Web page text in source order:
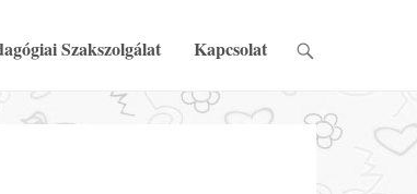
Szakszolgálat Kapcsolat